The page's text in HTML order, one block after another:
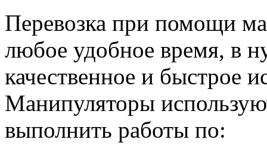
Перевозка при помощи
любое удобное время, в
качественное и быстрое
Манипуляторы
выполнить работы по: